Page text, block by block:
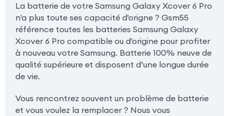
La batterie de votre Samsung Galaxy Xcover 6 Pro
n'a plus toute ses capacité d'origne ? Gsm55
référence toutes les batteries Samsung Galaxy
Xcover 6 Pro compatible ou d'origine pour profiter
à nouveau votre Samsung. Batterie 100% neuve de
qualité supérieure et disposent d’une longue durée
de vie.
Vous rencontrez souvent un problème de batterie
et vous voulez la remplacer ? Nous vous